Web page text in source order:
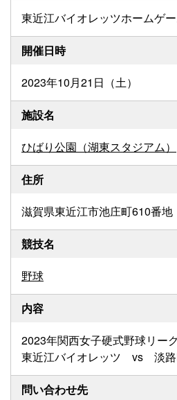
東近江バイオレッツホームゲ
開催日時
2023年10月21日（土）
施設名
ひばり公園（湖東スタジアム）
住所
滋賀県東近江市池庄町610番地
競技名
野球
内容
2023年関西女子硬式野球リー
東近江バイオレッツ vs 淡路
問い合わせ先